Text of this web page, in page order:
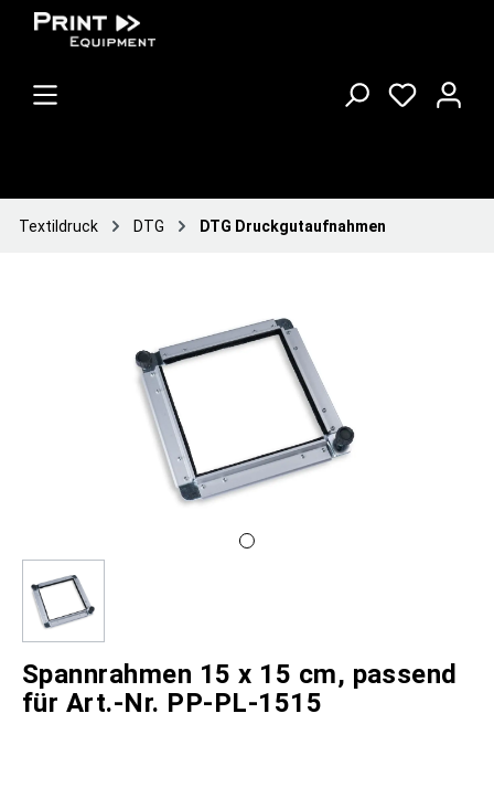
Textildruck DTG DTG Druckgutaufnahmen
Spannrahmen 15 x 15 cm, passend
für Art.-Nr. PP-PL-1515